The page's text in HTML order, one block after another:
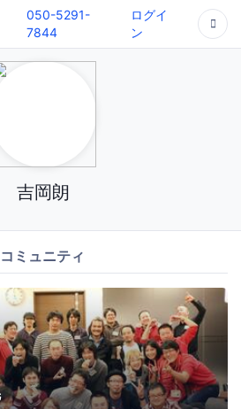
050-5291-
7844
ログイ
ン
吉岡朗
ミュニティ